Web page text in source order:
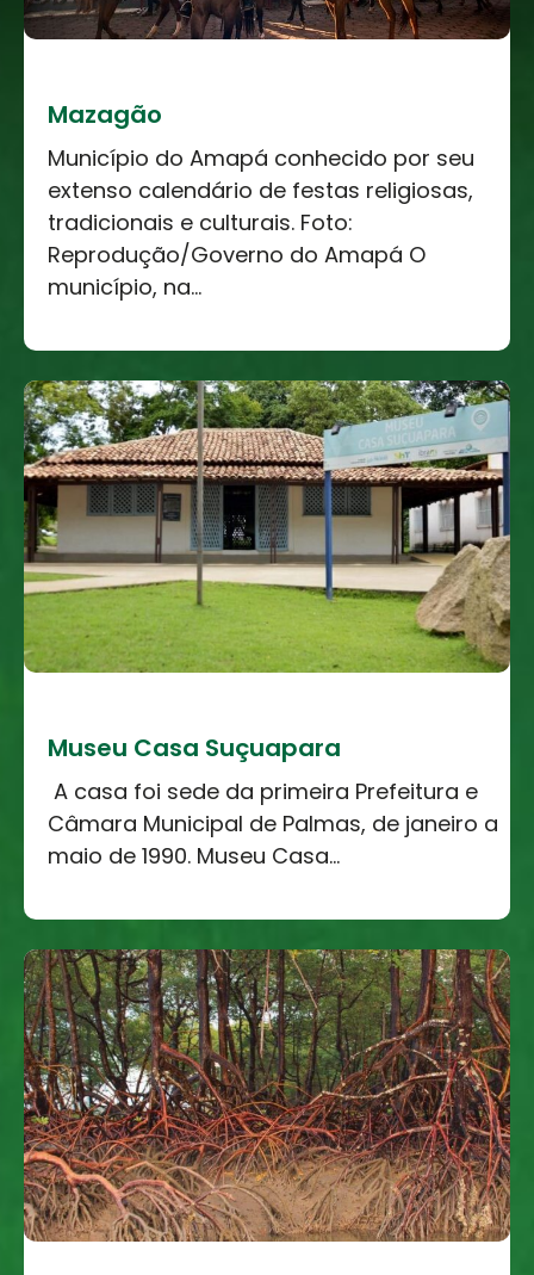
Mazagão
Município do Amapá conhecido por seu
extenso calendário de festas religiosas,
tradicionais e culturais. Foto:
Reprodução/Governo do Amapá O
município, na...
Museu Casa Suçuapara
A casa foi sede da primeira Prefeitura e
Câmara Municipal de Palmas, de janeiro a
maio de 1990. Museu Casa...